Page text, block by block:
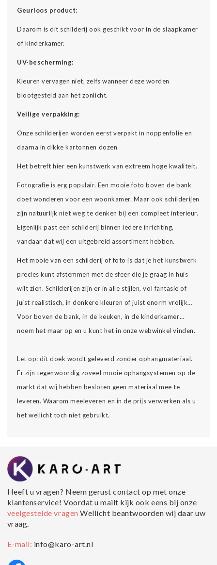
Geurloos product:
Daarom is dit schilderij ook geschikt voor in de slaapkamer
of kinderkamer.
UV-bescherming:
Kleuren vervagen niet, zelfs wanneer deze worden
blootgesteld aan het zonlicht.
Veilige verpakking:
Onze schilderijen worden eerst verpakt in noppenfolie en
daarna in dikke kartonnen dozen
Het betreft hier een kunstwerk van extreem hoge kwaliteit.
Fotografie is erg populair. Een mooie foto boven de bank
doet wonderen voor een woonkamer. Maar ook schilderijen
zijn natuurlijk niet weg te denken bij een compleet interieur.
Eigenlijk past een schilderij binnen iedere inrichting,
vandaar dat wij een uitgebreid assortiment hebben.
Het mooie van een schilderij of foto is dat je het kunstwerk
precies kunt afstemmen met de sfeer die je graag in huis
wilt zien. Schilderijen zijn er in alle stijlen, vol fantasie of
juist realistisch, in donkere kleuren of juist enorm vrolijk…
Voor boven de bank, in de keuken, in de kinderkamer…
noem het maar op en u kunt het in onze webwinkel vinden.
Let op: dit doek wordt geleverd zonder ophangmateriaal.
Er zijn tegenwoordig zoveel mooie ophangsystemen op de
markt dat wij hebben besloten geen materiaal mee te
leveren. Waarom meeleveren en in de prijs verwerken als u
het wellicht toch niet gebruikt.
Heeft u vragen? Neem gerust contact op met onze
klantenservice! Voordat u mailt kijk ook eens bij onze
veelgestelde vragenWellicht beantwoorden wij daar uw
vraag.
E-mail: info@karo-art.nl